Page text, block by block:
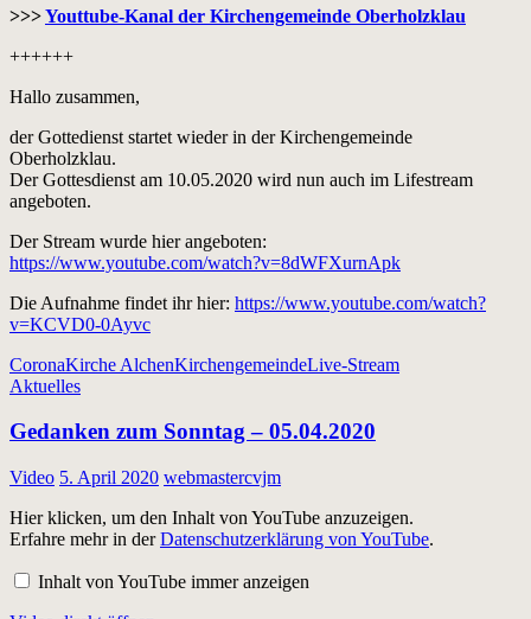
>>>Youttube-Kanal der Kirchengemeinde Oberholzklau
++++++
Hallo zusammen,
der Gottedienst startet wieder in der Kirchengemeinde
Oberholzklau.
Der Gottesdienst am 10.05.2020 wird nun auch im Lifestream
angeboten.
Der Stream wurde hier angeboten:
https://www.youtube.com/watch?v=8dWFXurnApk
Die Aufnahme findet ihr hier: https://www.youtube.com/watch?
v=KCVD0-0Ayvc
CoronaKirche AlchenKirchengemeindeLive-Stream
Aktuelles
Gedanken zum Sonntag – 05.04.2020
Video 5. April 2020 webmastercvjm
Inhalt
von
YouTube
anzeigen
Hier klicken, um den Inhalt von YouTube anzuzeigen.
Erfahre mehr in derDatenschutzerklärung von YouTube.
Inhalt von YouTube immer anzeigen